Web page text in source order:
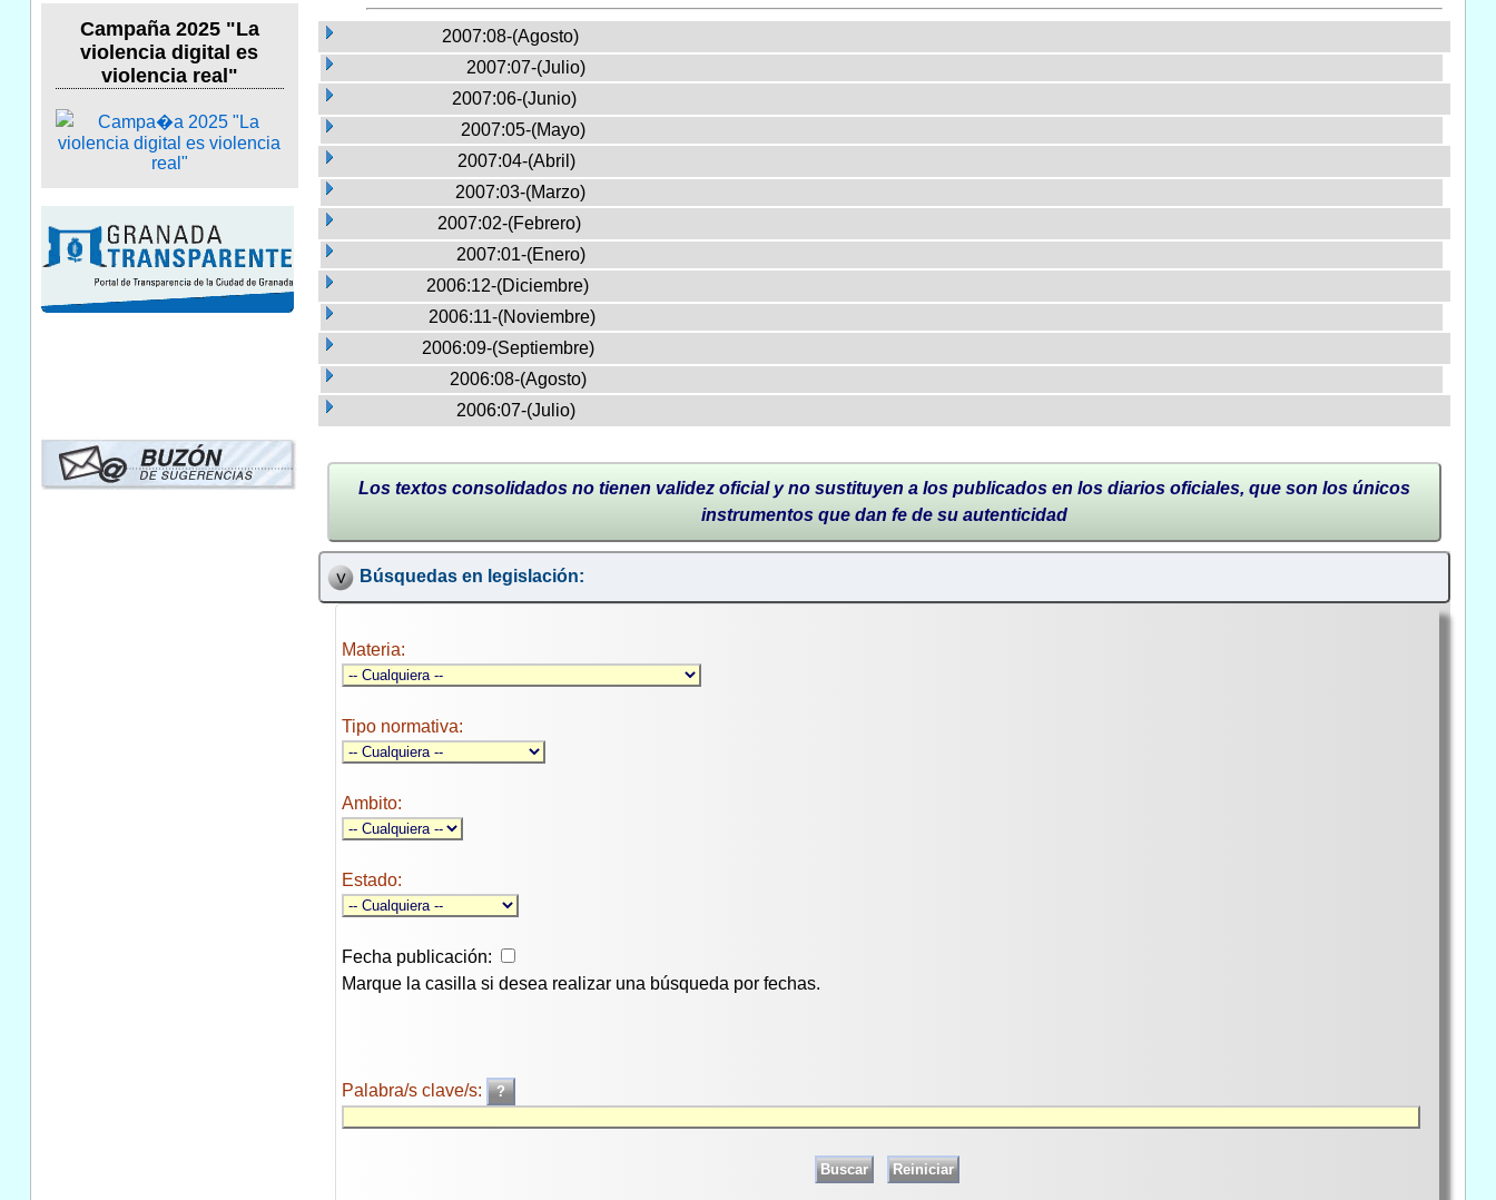
Campaña 2025 "La
violencia digital es
violencia real"
2007:08-(Agosto)
2007:07-(Julio)
2007:06-(Junio)
2007:05-(Mayo)
2007:04-(Abril)
2007:03-(Marzo)
2007:02-(Febrero)
2007:01-(Enero)
2006:12-(Diciembre)
2006:11-(Noviembre)
2006:09-(Septiembre)
2006:08-(Agosto)
2006:07-(Julio)
Los textos consolidados no tienen validez oficial y no sustituyen a los publicados en los diarios oficiales, que son los únicos
instrumentos que dan fe de su autenticidad
Búsquedas en legislación:
Materia:
Tipo normativa:
Ambito:
Estado:
Fecha publicación:
Marque la casilla si desea realizar una búsqueda por fechas.
Palabra/s clave/s: